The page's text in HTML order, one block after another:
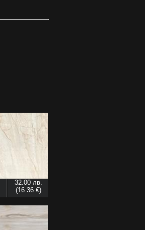
32.00 лв.
(16.36 €)